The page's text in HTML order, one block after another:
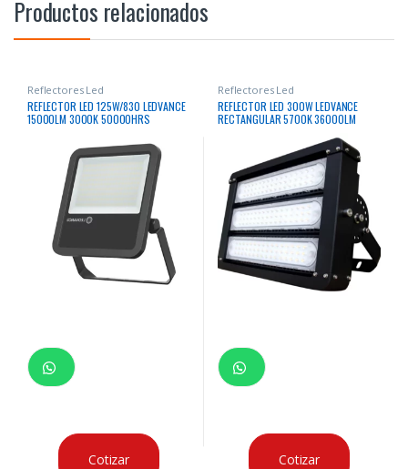
Productos relacionados
Reflectores Led
REFLECTOR LED 125W/830 LEDVANCE
15000LM 3000K 50000HRS
Cotizar
Reflectores Led
REFLECTOR LED 300W LEDVANCE
RECTANGULAR 5700K 36000LM
Cotizar